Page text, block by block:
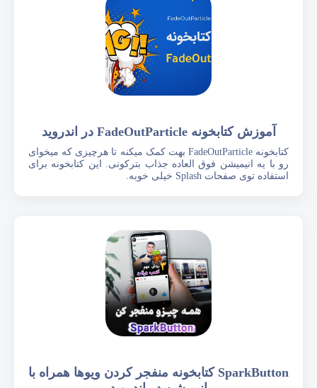
آموزش کتابخونه FadeOutParticle در اندروید
کتابخونه FadeOutParticle بهت کمک میکنه تا هرچیزی که میخوای
رو با یه انیمیشن فوق العاده جذاب بترکونی. این کتابخونه برای
استفاده توی صفحات Splash خیلی خوبه.
SparkButton کتابخونه منفجر کردن ویوها همراه با